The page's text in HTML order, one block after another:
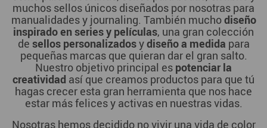
muchos sellos únicos diseñados por nosotras para
manualidades y journaling. También muchodiseño
inspirado en series y películas, una gran colección
de sellos personalizadosydiseño a medida para
pequeñas marcas que quieran dar el gran salto.
Nuestro objetivo principal es potenciar la
creatividad así que creamos productos para que tú
hagas crecer esta gran herramienta que nos hace
estar más felices y activas en nuestras vidas.
Nosotras hemos decidido no vivir una vida de color